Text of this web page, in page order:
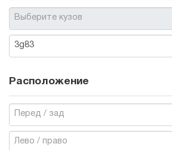
Выберите кузов
3g83
Расположение
Перед / зад
Лево / право